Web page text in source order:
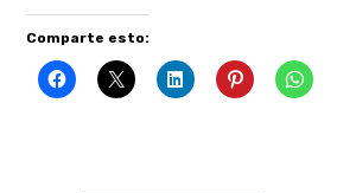
Comparte esto: